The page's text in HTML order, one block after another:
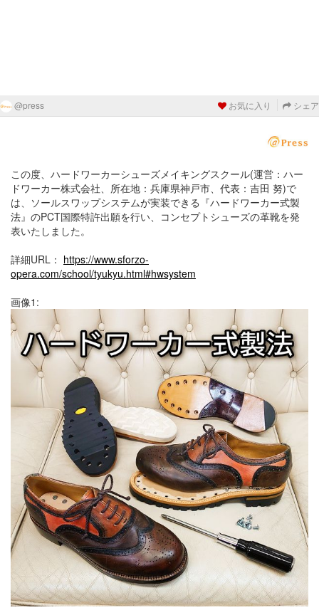
@press お気に入り シェア
この度、ハードワーカーシューズメイキングスクール(運営：ハー
ドワーカー株式会社、所在地：兵庫県神戸市、代表：吉田 努)で
は、ソールスワップシステムが実装できる『ハードワーカー式製
法』のPCT国際特許出願を行い、コンセプトシューズの革靴を発
表いたしました。
詳細URL： https://www.sforzo-
opera.com/school/tyukyu.html#hwsystem
画像1: